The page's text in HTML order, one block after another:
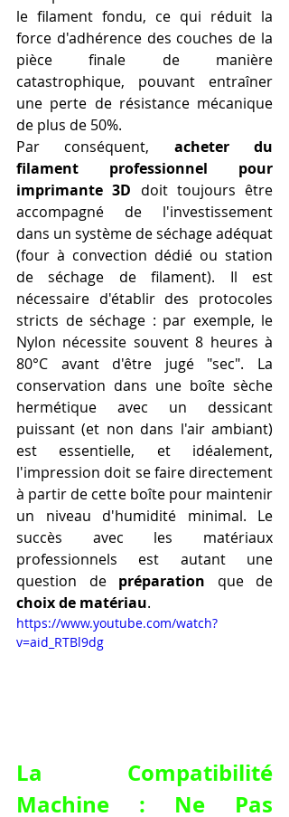
le filament fondu, ce qui réduit la
force d'adhérence des couches de la
pièce finale de manière
catastrophique, pouvant entraîner
une perte de résistance mécanique
de plus de 50%.
Par conséquent, acheter du
filament professionnel pour
imprimante 3D doit toujours être
accompagné de l'investissement
dans un système de séchage adéquat
(four à convection dédié ou station
de séchage de filament). Il est
nécessaire d'établir des protocoles
stricts de séchage : par exemple, le
Nylon nécessite souvent 8 heures à
80°C avant d'être jugé "sec". La
conservation dans une boîte sèche
hermétique avec un dessicant
puissant (et non dans l'air ambiant)
est essentielle, et idéalement,
l'impression doit se faire directement
à partir de cette boîte pour maintenir
un niveau d'humidité minimal. Le
succès avec les matériaux
professionnels est autant une
question de préparation
choix de matériau.
https://www.youtube.com/watch?
v=aid_RTBl9dg
La Compatibilité
Machine : Ne Pas